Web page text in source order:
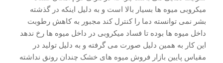
میکروبی میوه ها بسیار بالا است و به دلیل اینکه در گذشته
بشر نمی توانسته دما را کنترل کند مجبور به کاهش رطوبت
داخل میوه ها بوده تا فساد میکروبی در داخل میوه ها رخ ندهد
این کار به همین دلیل صورت می گرفته و به دلیل تولید در
مقیاس پایین بازار فروش میوه های خشک چندان رونق نداشته